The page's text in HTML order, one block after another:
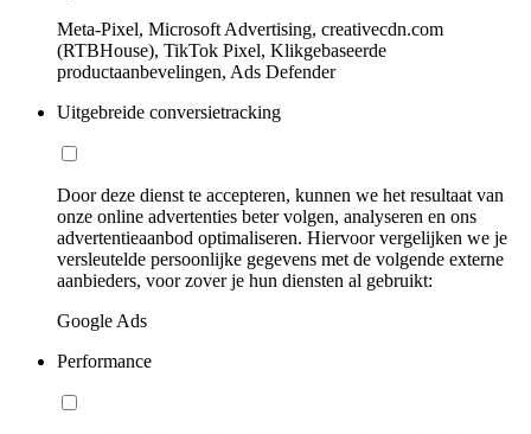
Meta-Pixel, Microsoft Advertising, creativecdn.com
(RTBHouse), TikTok Pixel, Klikgebaseerde
productaanbevelingen, Ads Defender
Uitgebreide conversietracking
Door deze dienst te accepteren, kunnen we het resultaat van
onze online advertenties beter volgen, analyseren en ons
advertentieaanbod optimaliseren. Hiervoor vergelijken we je
versleutelde persoonlijke gegevens met de volgende externe
aanbieders, voor zover je hun diensten al gebruikt:
Google Ads
Performance